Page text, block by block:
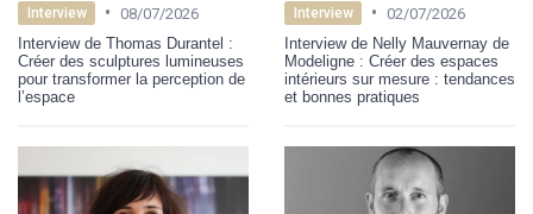
Interview • 08/07/2026
Interview de Thomas Durantel :
Créer des sculptures lumineuses
pour transformer la perception de
l’espace
Interview • 02/07/2026
Interview de Nelly Mauvernay de
Modeligne : Créer des espaces
intérieurs sur mesure : tendances
et bonnes pratiques